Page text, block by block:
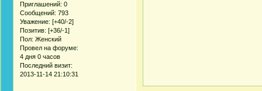
Приглашений: 0
Сообщений: 793
Уважение: [+40/-2]
Позитив: [+36/-1]
Пол: Женский
Провел на форуме:
4 дня 0 часов
Последний визит:
2013-11-14 21:10:31